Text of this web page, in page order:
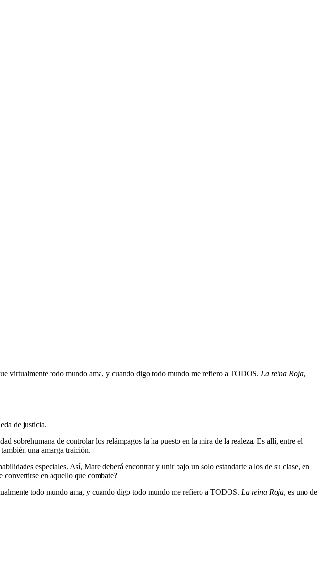
virtualmente todo mundo ama, y cuando digo todo mundo me refiero a TODOS. La reina Roja,
de justicia.
sobrehumana de controlar los relámpagos la ha puesto en la mira de la realeza. Es allí, entre el
una amarga traición.
especiales. Así, Mare deberá encontrar y unir bajo un solo estandarte a los de su clase, en
convertirse en aquello que combate?
todo mundo ama, y cuando digo todo mundo me refiero a TODOS. La reina Roja, es uno de